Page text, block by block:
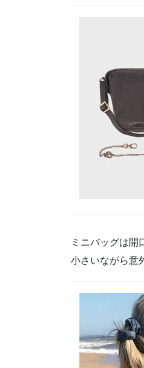
ミニバッグは開
小さいながら意